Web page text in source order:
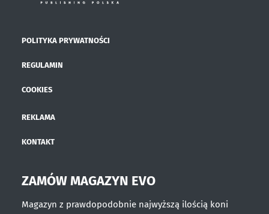
POLITYKA PRYWATNOŚCI
REGULAMIN
COOKIES
REKLAMA
KONTAKT
ZAMÓW MAGAZYN EVO
Magazyn z prawdopodobnie najwyższą ilością koni